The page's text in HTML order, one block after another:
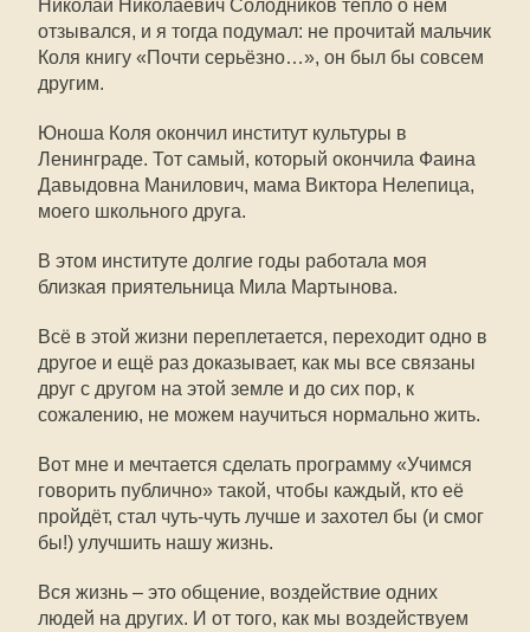
Николай Николаевич Солодников тепло о нём
отзывался, и я тогда подумал: не прочитай мальчик
Коля книгу «Почти серьёзно…», он был бы совсем
другим.
Юноша Коля окончил институт культуры в
Ленинграде. Тот самый, который окончила Фаина
Давыдовна Манилович, мама Виктора Нелепица,
моего школьного друга.
В этом институте долгие годы работала моя
близкая приятельница Мила Мартынова.
Всё в этой жизни переплетается, переходит одно в
другое и ещё раз доказывает, как мы все связаны
друг с другом на этой земле и до сих пор, к
сожалению, не можем научиться нормально жить.
Вот мне и мечтается сделать программу «Учимся
говорить публично» такой, чтобы каждый, кто её
пройдёт, стал чуть-чуть лучше и захотел бы (и смог
бы!) улучшить нашу жизнь.
Вся жизнь – это общение, воздействие одних
людей на других. И от того, как мы воздействуем